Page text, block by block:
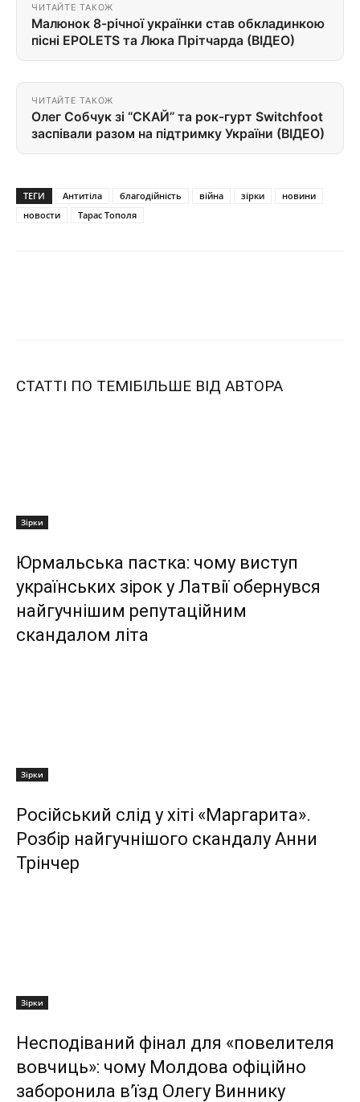
ЧИТАЙТЕ ТАКОЖ
Малюнок 8-річної українки став обкладинкою
пісні EPOLETS та Люка Прітчарда (ВІДЕО)
ЧИТАЙТЕ ТАКОЖ
Олег Собчук зі “СКАЙ” та рок-гурт Switchfoot
заспівали разом на підтримку України (ВІДЕО)
ТЕГИ Антитіла благодійність війна зірки
новини
новости
Тарас Тополя
СТАТТІ ПО ТЕМІБІЛЬШЕ ВІД АВТОРА
Зірки
Юрмальська пастка: чому виступ
українських зірок у Латвії обернувся
найгучнішим репутаційним
скандалом літа
Зірки
Російський слід у хіті «Маргарита».
Розбір найгучнішого скандалу Анни
Трінчер
Зірки
Несподіваний фінал для «повелителя
вовчиць»: чому Молдова офіційно
заборонила в’їзд Олегу Виннику